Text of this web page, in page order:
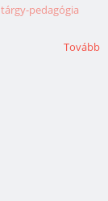
pedagógia
Tovább